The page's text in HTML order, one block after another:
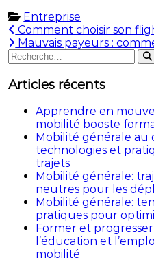
Entreprise
Navigation
de
Comment choisir son
Mauvais payeurs :
Rechercher
:
Articles récents
Apprendre en
mobilité booste
Mobilité générale au
technologies et
trajets
Mobilité générale:
neutres pour les
Mobilité générale:
pratiques pour
Former et
l’éducation et
mobilité